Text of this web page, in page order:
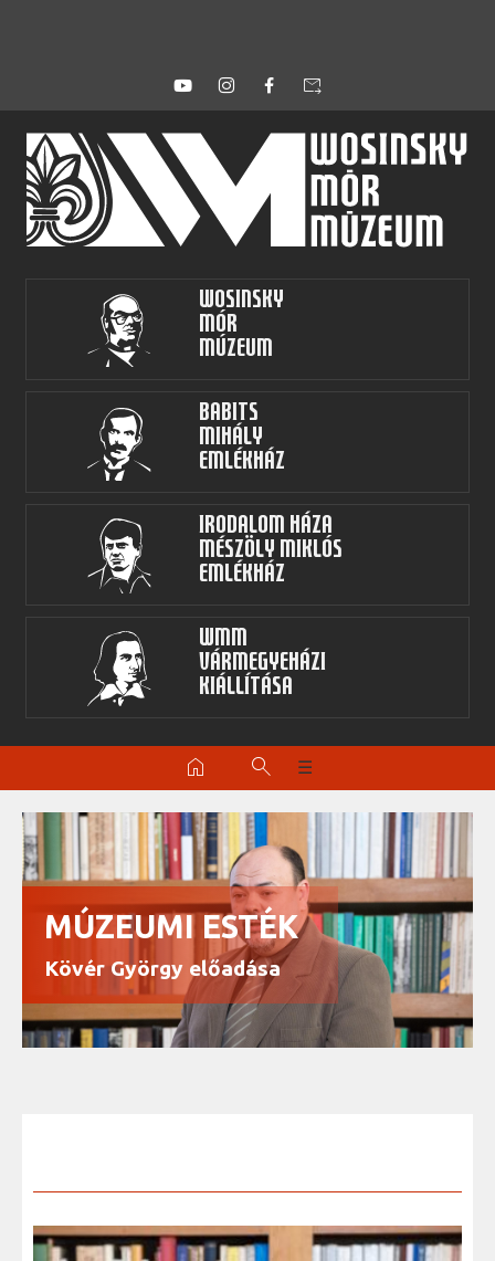
forward_to_inbox
Wosinsky
Mór
Múzeum
Babits
Mihály
Emlékház
Irodalom Háza
Mészöly Miklós
Emlékház
WMM
Vármegyeházi
kiállítása
home search ☰
MÚZEUMI ESTÉK
Kövér György előadása